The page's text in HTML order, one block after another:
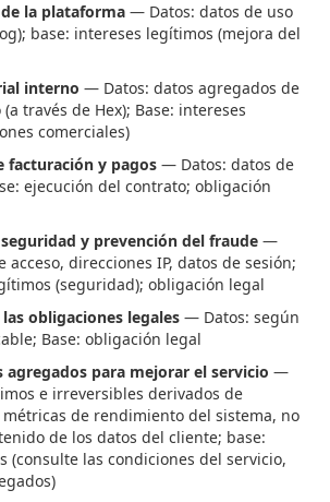
la plataforma — Datos: datos de uso
base: intereses legítimos (mejora del
interno — Datos: datos agregados de
través de Hex); Base: intereses
comerciales)
facturación y pagos — Datos: datos de
ejecución del contrato; obligación
y prevención del fraude —
acceso, direcciones IP, datos de sesión;
(seguridad); obligación legal
obligaciones legales — Datos: según
Base: obligación legal
agregados para mejorar el servicio —
e irreversibles derivados de
de rendimiento del sistema, no
de los datos del cliente; base:
(consulte las condiciones del servicio,